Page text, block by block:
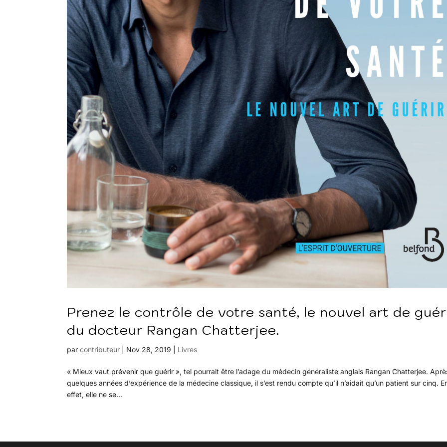
Prenez le contrôle de votre santé, le nouvel art de
du docteur Rangan Chatterjee.
parcontributeur Nov 28, 2019 Livres
« Mieux vaut prévenir que guérir », tel pourrait être l’adage du médecin généraliste anglais Rangan Chatterjee.
quelques années d’expérience de la médecine classique, il s’est rendu compte qu’il n’aidait qu’un patient sur cinq.
effet, elle ne se...